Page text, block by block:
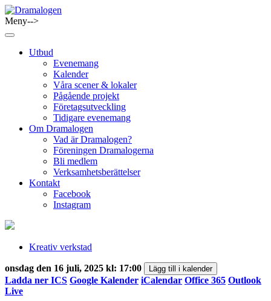
Skip
to
content
Meny-->
Utbud
Evenemang
Kalender
Våra scener & lokaler
Pågående projekt
Företagsutveckling
Tidigare evenemang
Om Dramalogen
Vad är Dramalogen?
Föreningen Dramalogerna
Bli medlem
Verksamhetsberättelser
Kontakt
Facebook
Instagram
Kreativ verkstad
onsdag den 16 juli, 2025 kl: 17:00 Lägg till i kalender
Ladda ner ICS Google Kalender iCalendar Office 365 Outlook
Live